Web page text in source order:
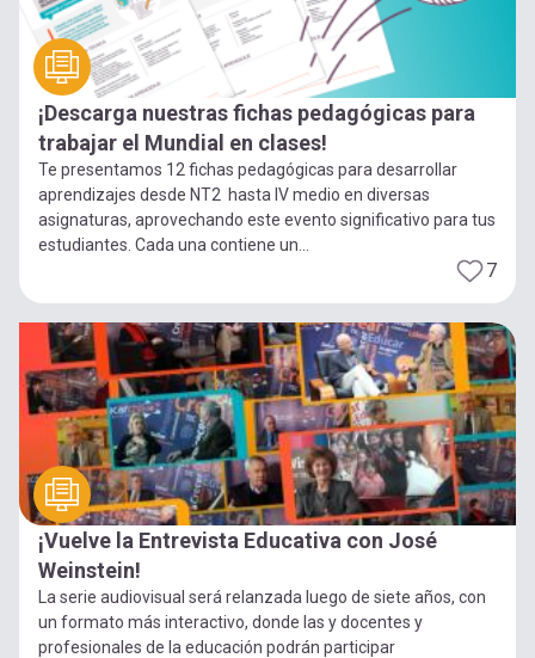
¡Descarga nuestras fichas pedagógicas para
trabajar el Mundial en clases!
Te presentamos 12 fichas pedagógicas para desarrollar
aprendizajes desde NT2 hasta IV medio en diversas
asignaturas, aprovechando este evento significativo para tus
estudiantes. Cada una contiene un...
7
¡Vuelve la Entrevista Educativa con José
Weinstein!
La serie audiovisual será relanzada luego de siete años, con
un formato más interactivo, donde las y docentes y
profesionales de la educación podrán participar